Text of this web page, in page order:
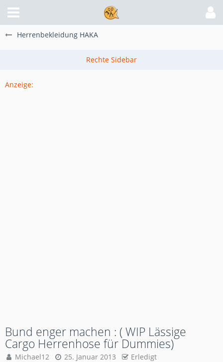
Herrenbekleidung HAKA
Anzeige:
Bund enger machen : ( WIP Lässige
Cargo Herrenhose für Dummies)
Michael12 25. Januar 2013 Erledigt